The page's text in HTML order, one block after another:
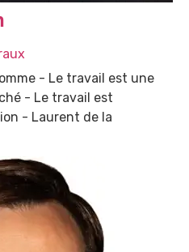
- Le travail est une
- Le travail est
- Laurent de la